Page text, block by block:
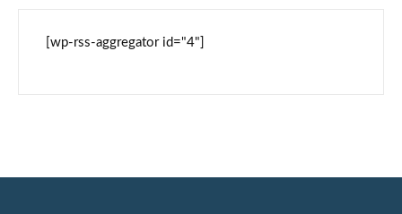
[wp-rss-aggregator id="4"]